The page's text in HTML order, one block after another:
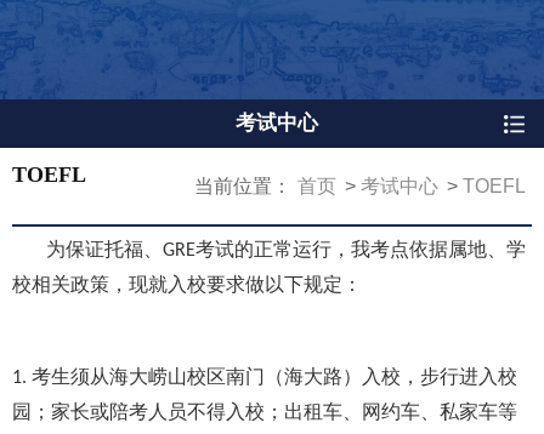
考试中心
当前位置： 首页 考试中心 TOEFL
TOEFL
为保证托福、 GRE考试的正常运行，我考点依据属地、学
校相关政策，现就入校要求做以下规定：
1. 考生须从海大崂山校区南门（海大路）入校，步行进入校
园；家长或陪考人员不得入校；出租车、网约车、私家车等